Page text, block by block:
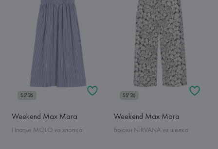
SS'26
Weekend Max Mara
Платье MOLO из хлопка
SS'26
Weekend Max Mara
Брюки NIRVANA из шелка